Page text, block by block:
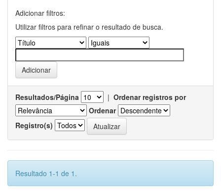
Adicionar filtros:
Utilizar filtros para refinar o resultado de busca.
Resultados/Página | Ordenar registros por
Ordenar
Registro(s)
Resultado 1-1 de 1.